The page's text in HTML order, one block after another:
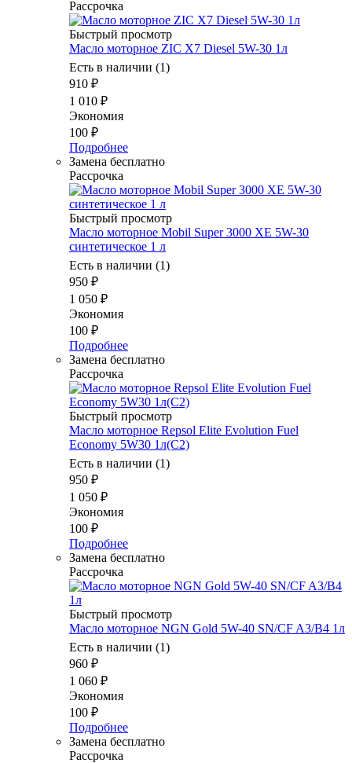
Рассрочка
Быстрый просмотр
Масло моторное ZIC X7 Diesel 5W-30 1л
Есть в наличии (1)
910 ₽
1 010 ₽
Экономия
100 ₽
Подробнее
Замена бесплатно
Рассрочка
Быстрый просмотр
Масло моторное Mobil Super 3000 XE 5W-30
синтетическое 1 л
Есть в наличии (1)
950 ₽
1 050 ₽
Экономия
100 ₽
Подробнее
Замена бесплатно
Рассрочка
Быстрый просмотр
Масло моторное Repsol Elite Evolution Fuel
Economy 5W30 1л(C2)
Есть в наличии (1)
950 ₽
1 050 ₽
Экономия
100 ₽
Подробнее
Замена бесплатно
Рассрочка
Быстрый просмотр
Масло мотоpное NGN Gold 5W-40 SN/CF A3/B4 1л
Есть в наличии (1)
960 ₽
1 060 ₽
Экономия
100 ₽
Подробнее
Замена бесплатно
Рассрочка